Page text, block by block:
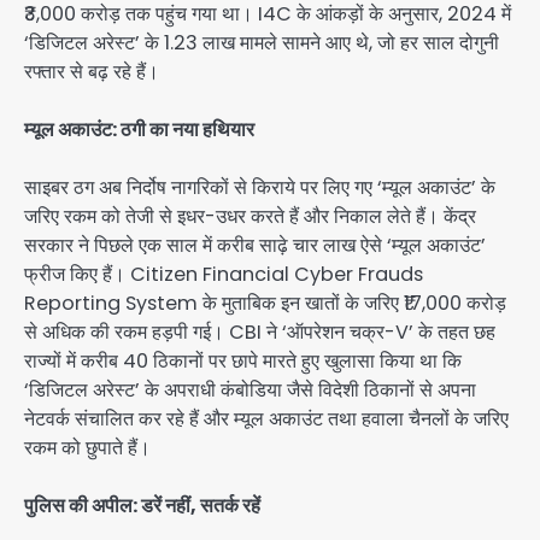
₹3,000 करोड़ तक पहुंच गया था। I4C के आंकड़ों के अनुसार, 2024 में
‘डिजिटल अरेस्ट’ के 1.23 लाख मामले सामने आए थे, जो हर साल दोगुनी
रफ्तार से बढ़ रहे हैं।
म्यूल अकाउंट: ठगी का नया हथियार
साइबर ठग अब निर्दोष नागरिकों से किराये पर लिए गए ‘म्यूल अकाउंट’ के
जरिए रकम को तेजी से इधर-उधर करते हैं और निकाल लेते हैं। केंद्र
सरकार ने पिछले एक साल में करीब साढ़े चार लाख ऐसे ‘म्यूल अकाउंट’
फ्रीज किए हैं। Citizen Financial Cyber Frauds
Reporting System के मुताबिक इन खातों के जरिए ₹17,000 करोड़
से अधिक की रकम हड़पी गई। CBI ने ‘ऑपरेशन चक्र-V’ के तहत छह
राज्यों में करीब 40 ठिकानों पर छापे मारते हुए खुलासा किया था कि
‘डिजिटल अरेस्ट’ के अपराधी कंबोडिया जैसे विदेशी ठिकानों से अपना
नेटवर्क संचालित कर रहे हैं और म्यूल अकाउंट तथा हवाला चैनलों के जरिए
रकम को छुपाते हैं।
पुलिस की अपील: डरें नहीं, सतर्क रहें